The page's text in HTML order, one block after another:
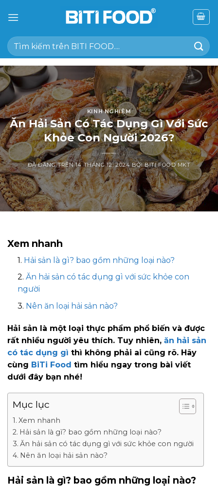
đến
dung
Tìm
kiếm:
KINH NGHIỆM
Ăn Hải Sản Có Tác Dụng Gì Với Sức
Khỏe Con Người 2026?
ĐÃ ĐĂNG TRÊN14 THÁNG 12, 2024 BỞIBITI FOOD MKT
Xem nhanh
Hải sản là gì? bao gồm những loại nào?
Ăn hải sản có tác dụng gì với sức khỏe con
người
Nên ăn loại hải sản nào?
Hải sản là một loại thực phẩm phổ biến và được
rất nhiều người yêu thích. Tuy nhiên, ăn hải sản
có tác dụng gì thì không phải ai cũng rõ. Hãy
cùng BiTi Food tìm hiểu ngay trong bài viết
dưới đây bạn nhé!
Mục lục
Xem nhanh
Hải sản là gì? bao gồm những loại nào?
Ăn hải sản có tác dụng gì với sức khỏe con người
Nên ăn loại hải sản nào?
Hải sản là gì? bao gồm những loại nào?